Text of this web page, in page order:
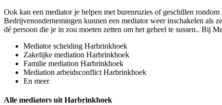
Ook kan een mediator je helpen met burenruzies of geschillen
Bedrijvenondernemingen kunnen een mediator weer inschakelen als
dé persoon die je in zou moeten zetten om het geheel te sussen.. Bij
Mediator scheiding Harbrinkhoek
Zakelijke mediation Harbrinkhoek
Familie mediation Harbrinkhoek
Mediation arbeidsconflict Harbrinkhoek
En meer
Alle mediators uit Harbrinkhoek